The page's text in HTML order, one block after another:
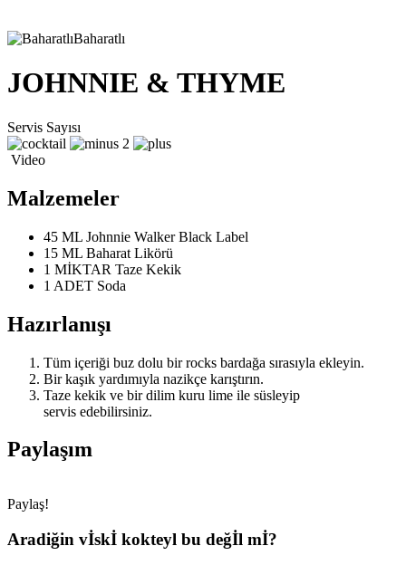
Baharatlı
JOHNNIE & THYME
Servis Sayısı
2
Video
Malzemeler
45 ML Johnnie Walker Black Label
15 ML Baharat Likörü
1 MİKTAR Taze Kekik
1 ADET Soda
Hazırlanışı
Tüm içeriği buz dolu bir rocks bardağa sırasıyla ekleyin.
Bir kaşık yardımıyla nazikçe karıştırın.
Taze kekik ve bir dilim kuru lime ile süsleyip
servis edebilirsiniz.
Paylaşım
Paylaş!
Aradiğin vİskİ kokteyl bu değİl mİ?